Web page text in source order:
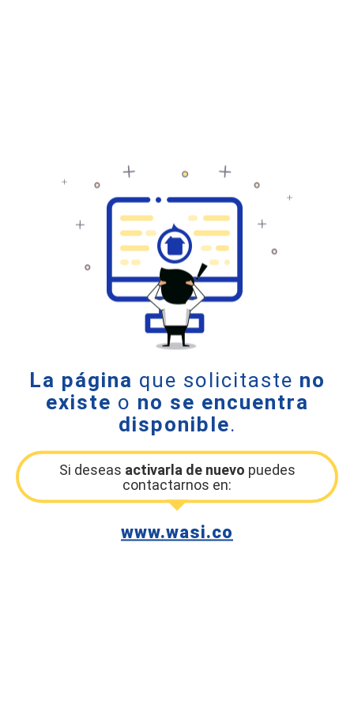
La página que solicitaste no
existe o no se encuentra
disponible.
Si deseas activarla de nuevo puedes
contactarnos en:
www.wasi.co